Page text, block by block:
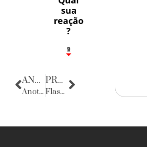
sua
reação
?
2
1
2
9
ANTERIOR
Anotações do Cotidiano
PRÓXIMA
Flashes